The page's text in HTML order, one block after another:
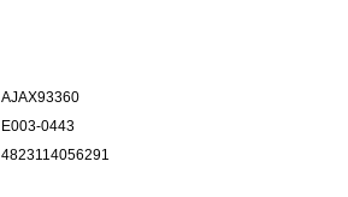
AJAX93360
E003-0443
4823114056291